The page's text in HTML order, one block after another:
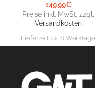
149,99€
Preise inkl. MwSt. zzgl.
Versandkosten
Lieferzeit:ca. 8 Werktage